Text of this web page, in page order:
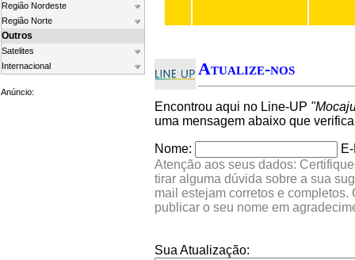
Região Nordeste
Região Norte
Outros
Satelites
Internacional
Anúncio:
Atualize-nos
Encontrou aqui no Line-UP
uma mensagem abaixo que
Nome:
Atenção aos seus dados:
tirar alguma dúvida sobre a sua
mail estejam corretos e
publicar o seu nome em
Sua Atualização: